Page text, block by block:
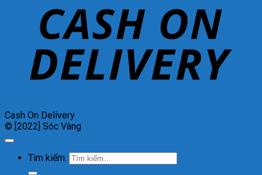
Cash On Delivery
© [2022] Sóc Vàng
Tìm kiếm: